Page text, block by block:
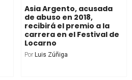
Asia Argento, acusada
de abuso en 2018,
recibirá el premio a la
carrera en el Festival de
Locarno
Por Luis Zúñiga